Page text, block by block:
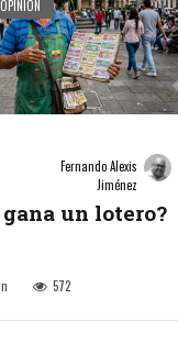
OPINIÓN
Fernando Alexis
Jiménez
un lotero?
572